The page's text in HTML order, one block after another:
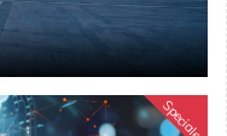
Speciale